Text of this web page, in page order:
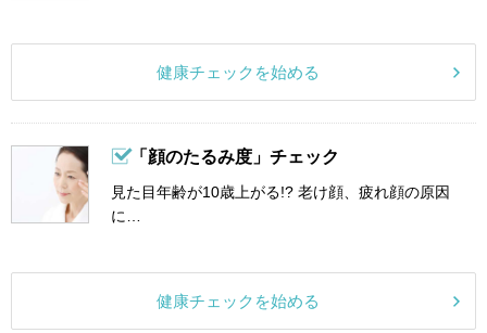
健康チェックを始める
「顔のたるみ度」チェック
見た目年齢が10歳上がる!? 老け顔、疲れ顔の原因
に…
健康チェックを始める